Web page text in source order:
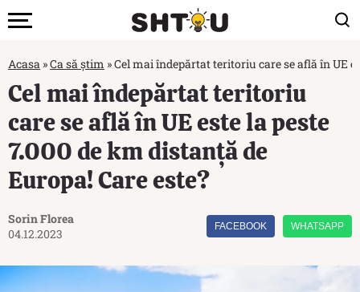
Acasa »Ca să știm »Cel mai îndepărtat teritoriu care se află în UE
Cel mai îndepărtat teritoriu
care se află în UE este la peste
7.000 de km distanță de
Europa! Care este?
Sorin Florea
04.12.2023
FACEBOOK WHATSAPP